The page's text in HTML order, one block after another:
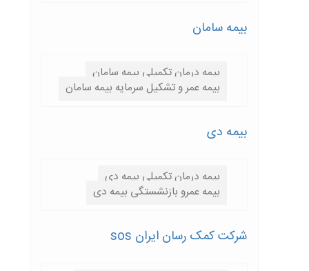
بیمه سامان
بیمه درمان تکمیلی بیمه سامان
بیمه عمر و تشکیل سرمایه بیمه سامان
بیمه دی
بیمه درمان تکمیلی بیمه دی
بیمه عمرو بازنشستگی بیمه دی
شرکت کمک رسان ایران sos